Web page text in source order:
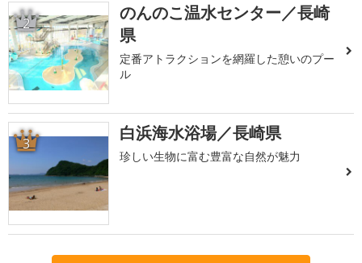
2
のんのこ温水センター／長崎
県
定番アトラクションを網羅した憩いのプー
ル
3 白浜海水浴場／長崎県
珍しい生物に富む豊富な自然が魅力